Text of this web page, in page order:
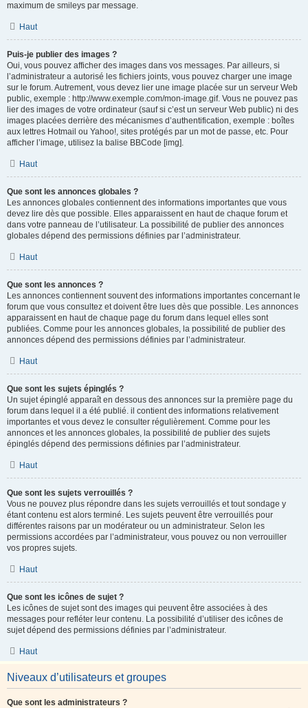
maximum de smileys par message.
Haut
Puis-je publier des images ?
Oui, vous pouvez afficher des images dans vos messages. Par ailleurs, si
l’administrateur a autorisé les fichiers joints, vous pouvez charger une image
sur le forum. Autrement, vous devez lier une image placée sur un serveur Web
public, exemple : http://www.exemple.com/mon-image.gif. Vous ne pouvez pas
lier des images de votre ordinateur (sauf si c’est un serveur Web public) ni des
images placées derrière des mécanismes d’authentification, exemple : boîtes
aux lettres Hotmail ou Yahoo!, sites protégés par un mot de passe, etc. Pour
afficher l’image, utilisez la balise BBCode [img].
Haut
Que sont les annonces globales ?
Les annonces globales contiennent des informations importantes que vous
devez lire dès que possible. Elles apparaissent en haut de chaque forum et
dans votre panneau de l’utilisateur. La possibilité de publier des annonces
globales dépend des permissions définies par l’administrateur.
Haut
Que sont les annonces ?
Les annonces contiennent souvent des informations importantes concernant le
forum que vous consultez et doivent être lues dès que possible. Les annonces
apparaissent en haut de chaque page du forum dans lequel elles sont
publiées. Comme pour les annonces globales, la possibilité de publier des
annonces dépend des permissions définies par l’administrateur.
Haut
Que sont les sujets épinglés ?
Un sujet épinglé apparaît en dessous des annonces sur la première page du
forum dans lequel il a été publié. il contient des informations relativement
importantes et vous devez le consulter régulièrement. Comme pour les
annonces et les annonces globales, la possibilité de publier des sujets
épinglés dépend des permissions définies par l’administrateur.
Haut
Que sont les sujets verrouillés ?
Vous ne pouvez plus répondre dans les sujets verrouillés et tout sondage y
étant contenu est alors terminé. Les sujets peuvent être verrouillés pour
différentes raisons par un modérateur ou un administrateur. Selon les
permissions accordées par l’administrateur, vous pouvez ou non verrouiller
vos propres sujets.
Haut
Que sont les icônes de sujet ?
Les icônes de sujet sont des images qui peuvent être associées à des
messages pour refléter leur contenu. La possibilité d’utiliser des icônes de
sujet dépend des permissions définies par l’administrateur.
Haut
Niveaux d’utilisateurs et groupes
Que sont les administrateurs ?